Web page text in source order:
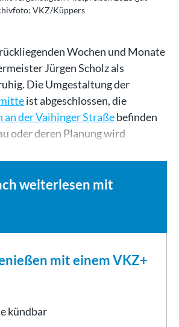
VKZ/Küppers
Wochen und Monate
Jürgen Scholz als
Die Umgestaltung der
ist abgeschlossen, die
an der Vaihinger Straßebefinden
oder deren Planung wird
weiterlesen mit
mit einem VKZ+
kündbar